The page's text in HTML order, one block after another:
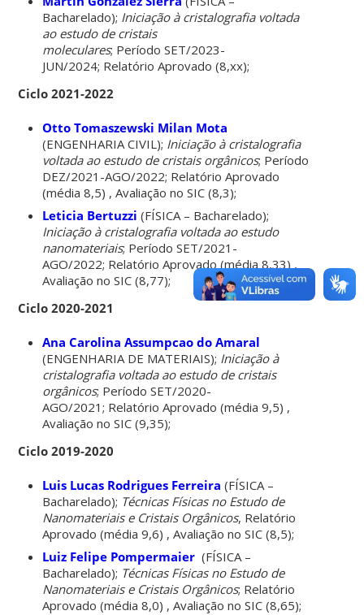
Bacharelado); Iniciação à cristalografia voltada
ao estudo de cristais
moleculares; Período SET/2023-
JUN/2024; Relatório Aprovado (8,xx);
Ciclo 2021-2022
Otto Tomaszewski Milan Mota
(ENGENHARIA CIVIL); Iniciação à cristalografia
voltada ao estudo de cristais orgânicos; Período
DEZ/2021-AGO/2022; Relatório Aprovado
(média 8,5) , Avaliação no SIC (8,3);
Leticia Bertuzzi (FÍSICA – Bacharelado);
Iniciação à cristalografia voltada ao estudo
nanomateriais; Período SET/2021-
AGO/2022; Relatório Aprovado (média 8,33) ,
Avaliação no SIC (8,77);
Ciclo 2020-2021
Ana Carolina Assumpcao do Amaral
(ENGENHARIA DE MATERIAIS); Iniciação à
cristalografia voltada ao estudo de cristais
orgânicos; Período SET/2020-
AGO/2021; Relatório Aprovado (média 9,5) ,
Avaliação no SIC (9,35);
Ciclo 2019-2020
Luis Lucas Rodrigues Ferreira (FÍSICA –
Bacharelado); Técnicas Físicas no Estudo de
Nanomateriais e Cristais Orgânicos, Relatório
Aprovado (média 9,6) , Avaliação no SIC (8,5);
Luiz Felipe Pompermaier (FÍSICA –
Bacharelado); Técnicas Físicas no Estudo de
Nanomateriais e Cristais Orgânicos; Relatório
Aprovado (média 8,0) , Avaliação no SIC (8,65);